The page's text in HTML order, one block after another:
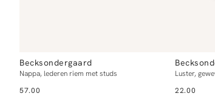
Becksondergaard
Nappa, lederen riem met studs
57.00
Luster,
22.00